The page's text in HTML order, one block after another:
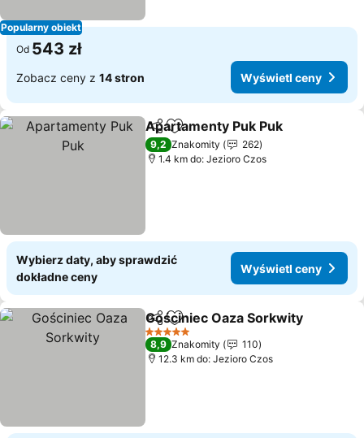
Popularny obiekt
Od 543 zł
Zobacz ceny z 14 stron Wyświetl ceny
Udostępnij
Dodaj do ulubionych
Apartamenty Puk Puk
9,2 Znakomity
262
1.4 km do: Jezioro Czos
Wybierz daty, aby sprawdzić
dokładne ceny
Wyświetl ceny
Udostępnij
Dodaj do ulubionych
Gościniec Oaza Sorkwity
5 Kategoria
8,9 Znakomity
110
12.3 km do: Jezioro Czos